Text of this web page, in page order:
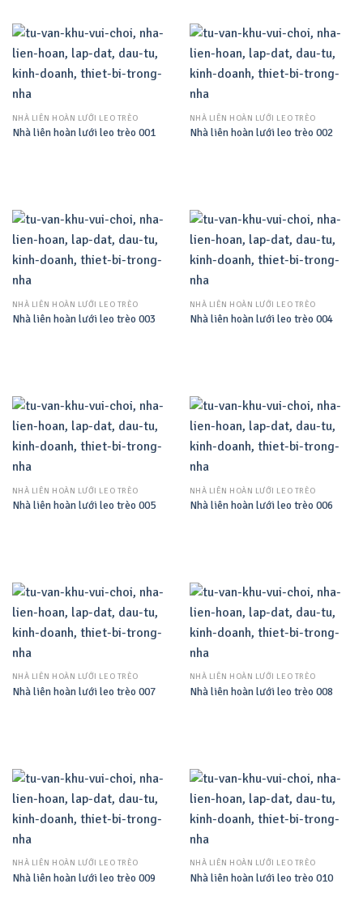
NHÀ LIÊN HOÀN LƯỚI LEO TRÈO
Nhà liên hoàn lưới leo trèo 001
NHÀ LIÊN HOÀN LƯỚI LEO TRÈO
Nhà liên hoàn lưới leo trèo 002
NHÀ LIÊN HOÀN LƯỚI LEO TRÈO
Nhà liên hoàn lưới leo trèo 003
NHÀ LIÊN HOÀN LƯỚI LEO TRÈO
Nhà liên hoàn lưới leo trèo 004
NHÀ LIÊN HOÀN LƯỚI LEO TRÈO
Nhà liên hoàn lưới leo trèo 005
NHÀ LIÊN HOÀN LƯỚI LEO TRÈO
Nhà liên hoàn lưới leo trèo 006
NHÀ LIÊN HOÀN LƯỚI LEO TRÈO
Nhà liên hoàn lưới leo trèo 007
NHÀ LIÊN HOÀN LƯỚI LEO TRÈO
Nhà liên hoàn lưới leo trèo 008
NHÀ LIÊN HOÀN LƯỚI LEO TRÈO
Nhà liên hoàn lưới leo trèo 009
NHÀ LIÊN HOÀN LƯỚI LEO TRÈO
Nhà liên hoàn lưới leo trèo 010